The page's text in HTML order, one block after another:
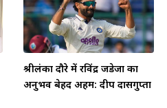
श्रीलंका दौरे में रविंद्र जडेजा का
अनुभव बेहद अहम: दीप दासगुप्ता